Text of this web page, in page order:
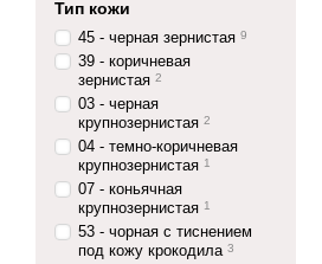
Тип кожи
45 - черная зернистая 9
39 - коричневая
зернистая 2
03 - черная
крупнозернистая 2
04 - темно-коричневая
крупнозернистая 1
07 - коньячная
крупнозернистая 1
53 - чорная с тиснением
под кожу крокодила 3